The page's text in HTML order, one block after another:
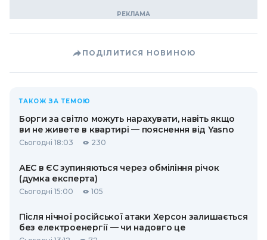
ПОДІЛИТИСЯ НОВИНОЮ
ТАКОЖ ЗА ТЕМОЮ
Борги за світло можуть нарахувати, навіть якщо
ви не живете в квартирі — пояснення від Yasno
Сьогодні 18:03 230
АЕС в ЄС зупиняються через обміління річок
(думка експерта)
Сьогодні 15:00 105
Після нічної російської атаки Херсон залишається
без електроенергії — чи надовго це